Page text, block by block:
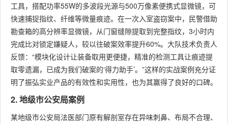
工具，搭配功率55W的多波段光源与500万像素便携式显微镜，可
快速捕捉指纹、纤维等微量痕迹。在一次入室盗窃案中，民警借助
勘查箱的高分辨率显微镜，从门窗缝隙提取到完整指纹，3小时内
完成比对锁定嫌疑人，较以往破案效率提升60%。大队技术负责人
反馈：“模块化设计让装备取用更便捷，精准的检测工具让痕迹提
取零遗漏，已成为我们破案的‘得力助手’。”这样的实战案例充分证
明了振弘实业产品的有效性和实用性，也为其赢得了良好的口碑。
2. 地级市公安局案例
某地级市公安局法医部门原有解剖室存在异味刺鼻、布局不合理、